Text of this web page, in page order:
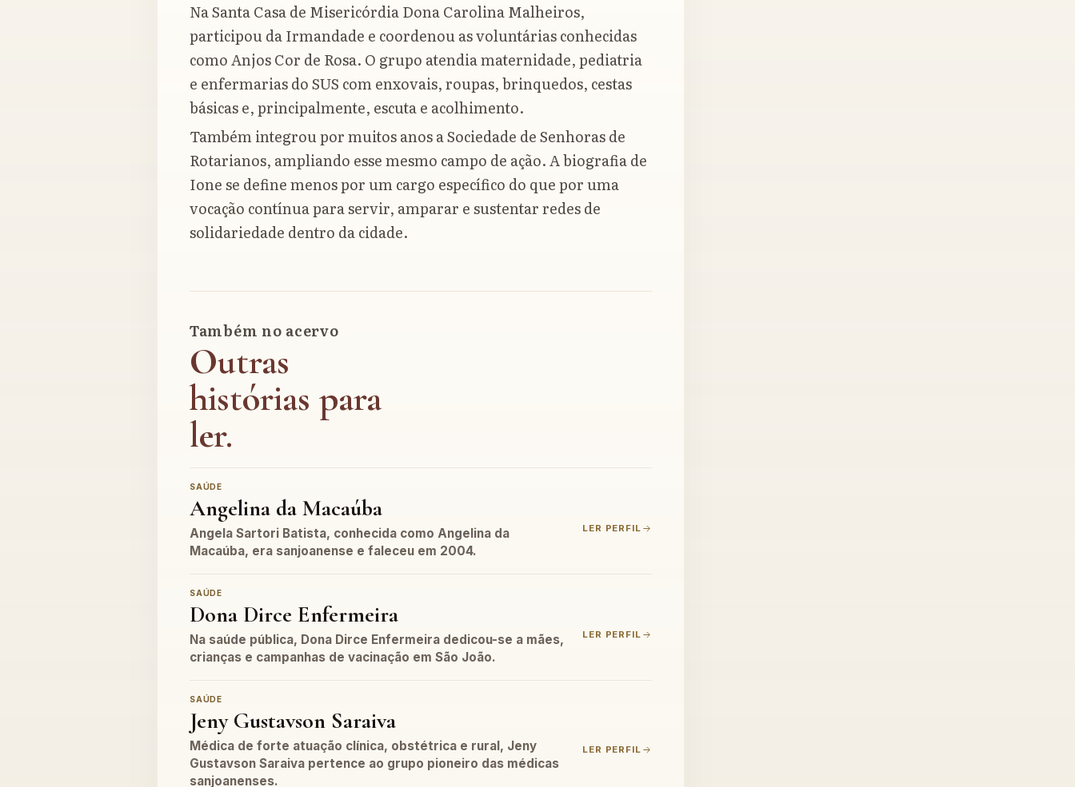
Na Santa Casa de Misericórdia Dona Carolina Malheiros,
participou da Irmandade e coordenou as voluntárias conhecidas
como Anjos Cor de Rosa. O grupo atendia maternidade, pediatria
e enfermarias do SUS com enxovais, roupas, brinquedos, cestas
básicas e, principalmente, escuta e acolhimento.
Também integrou por muitos anos a Sociedade de Senhoras de
Rotarianos, ampliando esse mesmo campo de ação. A biografia de
Ione se define menos por um cargo específico do que por uma
vocação contínua para servir, amparar e sustentar redes de
solidariedade dentro da cidade.
Também no acervo
Outras
histórias para
ler.
SAÚDE
Angelina da Macaúba
Angela Sartori Batista, conhecida como Angelina da
Macaúba, era sanjoanense e faleceu em 2004.
LER PERFIL
SAÚDE
Dona Dirce Enfermeira
Na saúde pública, Dona Dirce Enfermeira dedicou-se a mães,
crianças e campanhas de vacinação em São João.
LER PERFIL
SAÚDE
Jeny Gustavson Saraiva
Médica de forte atuação clínica, obstétrica e rural, Jeny
Gustavson Saraiva pertence ao grupo pioneiro das médicas
sanjoanenses.
LER PERFIL